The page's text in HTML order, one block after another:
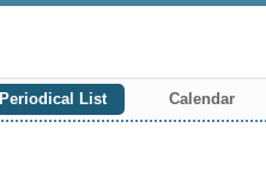
Periodical List Calendar